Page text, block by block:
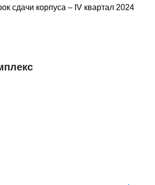
сдачи корпуса – IV квартал 2024